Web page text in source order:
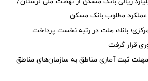
مطلوب بانک مسکن
بانك ملت در رتبه نخست پرداخت
قرار گرفت
ثبت آماری مناطق به سازمان‌های مناطق